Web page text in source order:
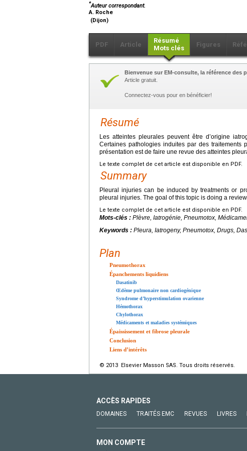
*Auteur correspondant.
A. Roche
(Dijon)
PDF Article
Résumé
Mots clés
Figures
Bienvenue sur EM-consulte, la référence des
Article gratuit.
Connectez-vous pour en bénéficier!
Résumé
Les atteintes pleurales peuvent être d’origine
Certaines pathologies induites par des traitements
présentation est de faire une revue des atteintes
Le texte complet de cet article est disponible en PDF.
Summary
Pleural injuries can be induced by treatments or
pleural injuries. The goal of this topic is doing a
Le texte complet de cet article est disponible en PDF.
Mots-clés : Plèvre, Iatrogénie, Pneumotox,
Keywords : Pleura, Iatrogeny, Pneumotox, Drugs,
Plan
Pneumothorax
Épanchements liquidiens
Dasatinib
Œdème pulmonaire non cardiogénique
Syndrome d’hyperstimulation ovarienne
Hémothorax
Chylothorax
Médicaments et maladies systémiques
Épaississement et fibrose pleurale
Conclusion
Liens d’intérêts
© 2013 Elsevier Masson SAS. Tous droits réservés.
ACCÈS RAPIDES
DOMAINES TRAITÉS EMC REVUES LIVRES
MON COMPTE